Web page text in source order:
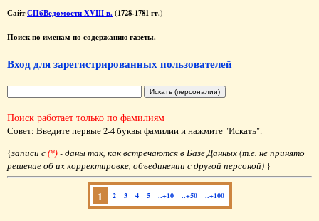
СайтСПбВедомости XVIII в. (1728-1781 гг.)
Поиск по именам по содержанию газеты.
Вход для зарегистрированных пользователей
Поиск работает только по фамилиям
Совет: Введите первые 2-4 буквы фамилии и нажмите "Искать".
{записи с(*)- даны так, как встречаются в Базе Данных (т.е. не принято
решение об их корректировке, объединении с другой персоной) }
1 2 3 4 5 ..+10 ..+50 ..+100